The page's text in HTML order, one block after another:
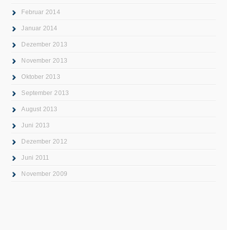
Februar 2014
Januar 2014
Dezember 2013
November 2013
Oktober 2013
September 2013
August 2013
Juni 2013
Dezember 2012
Juni 2011
November 2009